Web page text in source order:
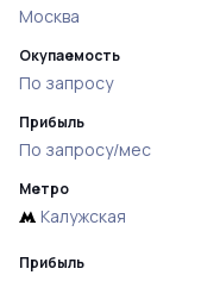
Прибыль
Москва
Окупаемость
По запросу
Прибыль
По запросу/мес
Метро
Калужская